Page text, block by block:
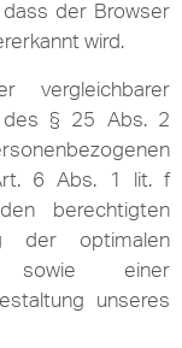
der Browser
wird.
vergleichbarer
des § 25 Abs. 2
6 Abs. 1 lit. f
berechtigten
der optimalen
sowie einer
unseres